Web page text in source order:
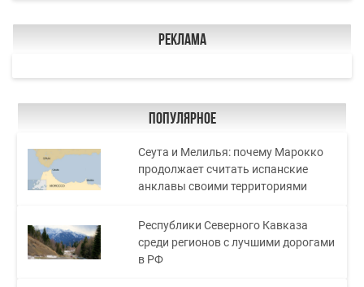
Реклама
Популярное
Сеута и Мелилья: почему Марокко
продолжает считать испанские
анклавы своими территориями
Республики Северного Кавказа
среди регионов с лучшими дорогами
в РФ